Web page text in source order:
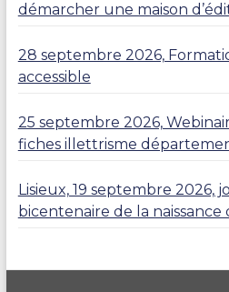
démarcher une maison
28 septembre 2026,
accessible
25 septembre 2026,
fiches illettrisme
Lisieux, 19 septembre 2026,
bicentenaire de la naissance